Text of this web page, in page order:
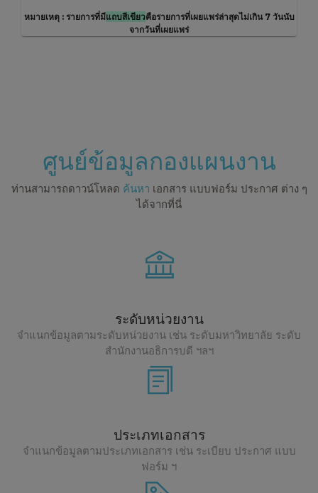
หมายเหตุ : รายการที่มีแถบสีเขียวคือรายการที่เผยแพร่ล่าสุดไม่เกิน 7 วันนับ
จากวันที่เผยแพร่
ศูนย์ข้อมูลกองแผนงาน
ท่านสามารถดาวน์โหลด ค้นหา เอกสาร แบบฟอร์ม ประกาศ ต่าง ๆ
ได้จากที่นี่
ระดับหน่วยงาน
จำแนกข้อมูลตามระดับหน่วยงาน เช่น ระดับมหาวิทยาลัย ระดับ
สำนักงานอธิการบดี ฯลฯ
ประเภทเอกสาร
จำแนกข้อมูลตามประเภทเอกสาร เช่น ระเบียบ ประกาศ แบบ
ฟอร์ม ฯ